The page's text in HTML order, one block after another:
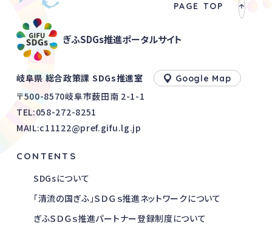
PAGE TOP
ぎふSDGs推進ポータルサイト
岐阜県 総合政策課 SDGs推進室 Google Map
〒500-8570岐阜市薮田南 2-1-1
TEL:058-272-8251
MAIL:c11122@pref.gifu.lg.jp
CONTENTS
SDGsについて
「清流の国ぎふ」ＳＤＧｓ推進ネットワークについて
ぎふＳＤＧｓ推進パートナー登録制度について